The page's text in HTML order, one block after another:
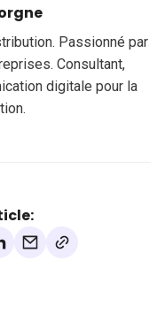
Passionné par
Consultant,
digitale pour la